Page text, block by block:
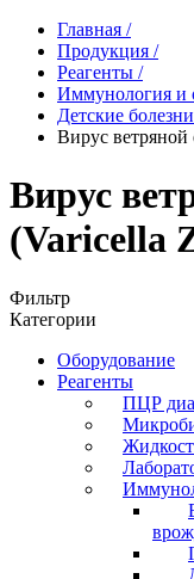
Главная /
Продукция /
Реагенты /
Иммунология и
Детские болезни
Вирус ветряной
Вирус
(Varicella
Фильтр
Категории
Оборудование
Реагенты
ПЦР